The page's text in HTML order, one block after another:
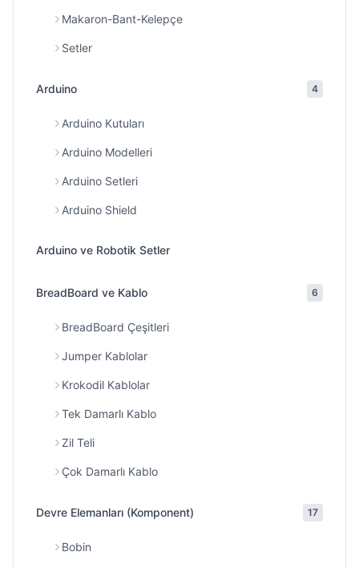
Makaron-Bant-Kelepçe
Setler
Arduino 4
Arduino Kutuları
Arduino Modelleri
Arduino Setleri
Arduino Shield
Arduino ve Robotik Setler
BreadBoard ve Kablo 6
BreadBoard Çeşitleri
Jumper Kablolar
Krokodil Kablolar
Tek Damarlı Kablo
Zil Teli
Çok Damarlı Kablo
Devre Elemanları (Komponent) 17
Bobin